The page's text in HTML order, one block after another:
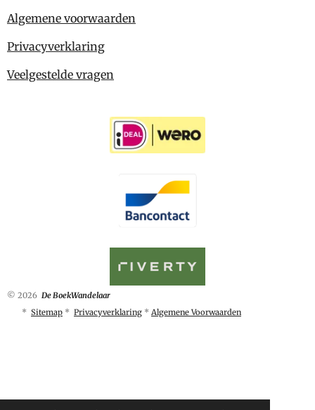
Algemene voorwaarden
Privacyverklaring
Veelgestelde vragen
© 2026 De BoekWandelaar
* Sitemap * Privacyverklaring * Algemene Voorwaarden